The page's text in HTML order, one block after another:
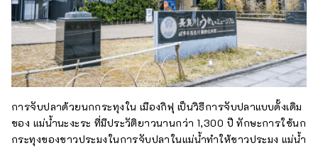
การจับปลาด้วยนกกระทุงใน เมืองกิฟุ เป็นวิธีการจับปลาแบบดั้งเดิม
ของ แม่น้ำนะงะระ ที่มีประวัติยาวนานกว่า 1,300 ปี ทักษะการใช้นก
กระทุงของชาวประมงในการจับปลาในแม่น้ำทำให้ชาวประมง แม่น้ำ